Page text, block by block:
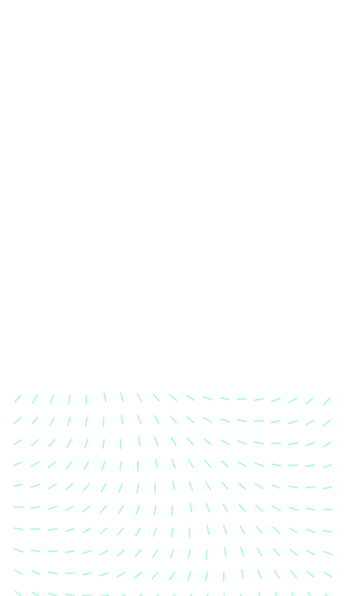
Karosserievermessung
Unsere exakte Karosserievermessung stellt sicher,
dass Ihre Fahrzeugkarosserie nach einem Unfall
wieder in ihren ursprünglichen Zustand gebracht
wird.